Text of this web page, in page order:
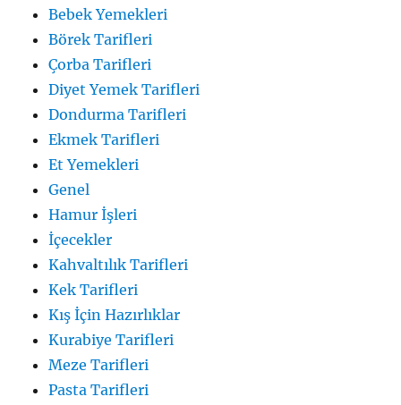
Bebek Yemekleri
Börek Tarifleri
Çorba Tarifleri
Diyet Yemek Tarifleri
Dondurma Tarifleri
Ekmek Tarifleri
Et Yemekleri
Genel
Hamur İşleri
İçecekler
Kahvaltılık Tarifleri
Kek Tarifleri
Kış İçin Hazırlıklar
Kurabiye Tarifleri
Meze Tarifleri
Pasta Tarifleri